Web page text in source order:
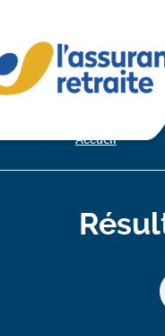
contenu
Accueil